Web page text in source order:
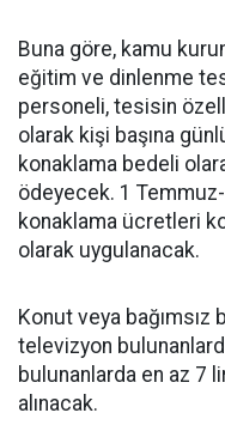
Buna göre, kamu
eğitim ve dinlenme
personeli, tesisin
olarak kişi başına
konaklama bedeli
ödeyecek. 1
konaklama ücretleri
olarak uygulanacak.
Konut veya bağımsız
televizyon
bulunanlarda en az 7
alınacak.